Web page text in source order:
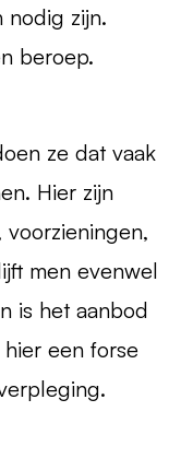
zijn.
beroep.
ze dat vaak
Hier zijn
men evenwel
is het aanbod
een forse